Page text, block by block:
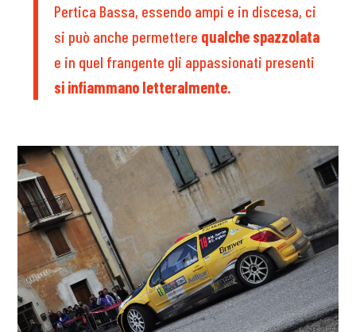
Pertica Bassa, essendo ampi e in discesa, ci
si può anche permettere qualche spazzolata
e in quel frangente gli appassionati presenti
si infiammano letteralmente.